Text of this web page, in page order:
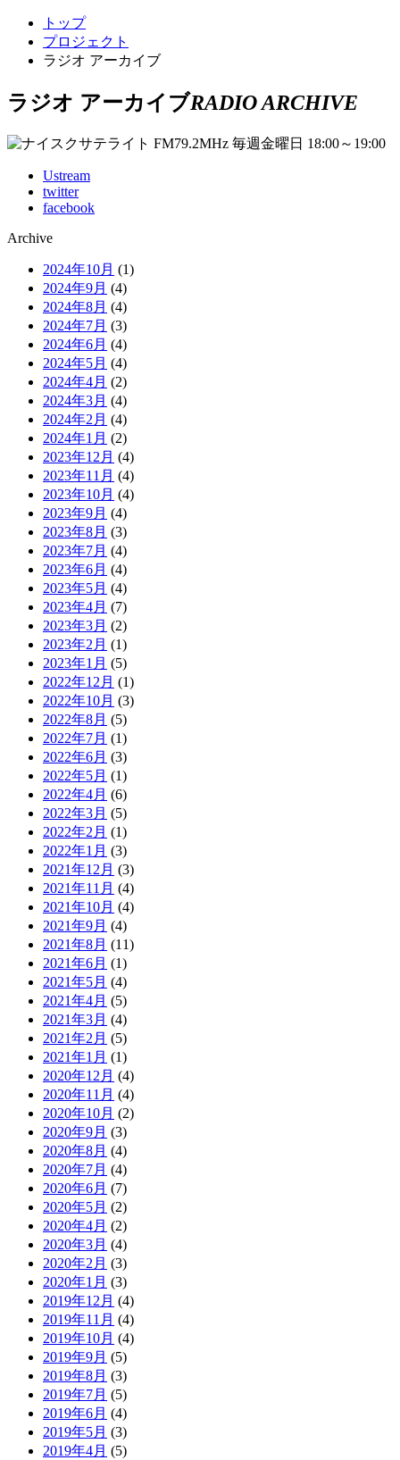
トップ
プロジェクト
ラジオ アーカイブ
ラジオ アーカイブRADIO ARCHIVE
Ustream
twitter
facebook
Archive
2024年10月 (1)
2024年9月 (4)
2024年8月 (4)
2024年7月 (3)
2024年6月 (4)
2024年5月 (4)
2024年4月 (2)
2024年3月 (4)
2024年2月 (4)
2024年1月 (2)
2023年12月 (4)
2023年11月 (4)
2023年10月 (4)
2023年9月 (4)
2023年8月 (3)
2023年7月 (4)
2023年6月 (4)
2023年5月 (4)
2023年4月 (7)
2023年3月 (2)
2023年2月 (1)
2023年1月 (5)
2022年12月 (1)
2022年10月 (3)
2022年8月 (5)
2022年7月 (1)
2022年6月 (3)
2022年5月 (1)
2022年4月 (6)
2022年3月 (5)
2022年2月 (1)
2022年1月 (3)
2021年12月 (3)
2021年11月 (4)
2021年10月 (4)
2021年9月 (4)
2021年8月 (11)
2021年6月 (1)
2021年5月 (4)
2021年4月 (5)
2021年3月 (4)
2021年2月 (5)
2021年1月 (1)
2020年12月 (4)
2020年11月 (4)
2020年10月 (2)
2020年9月 (3)
2020年8月 (4)
2020年7月 (4)
2020年6月 (7)
2020年5月 (2)
2020年4月 (2)
2020年3月 (4)
2020年2月 (3)
2020年1月 (3)
2019年12月 (4)
2019年11月 (4)
2019年10月 (4)
2019年9月 (5)
2019年8月 (3)
2019年7月 (5)
2019年6月 (4)
2019年5月 (3)
2019年4月 (5)